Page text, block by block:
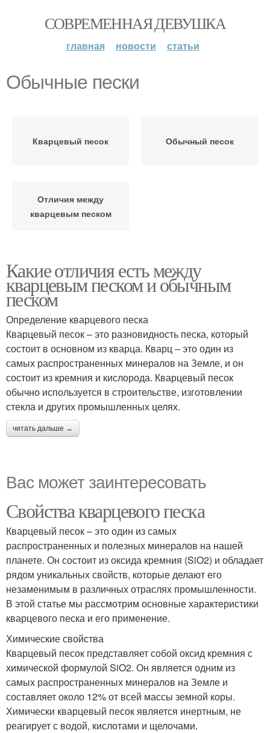
СОВРЕМЕННАЯ ДЕВУШКА
главная новости статьи
Обычные пески
Кварцевый песок Обычный песок
Отличия между
кварцевым песком
Какие отличия есть между
кварцевым песком и обычным
песком
Определение кварцевого песка
Кварцевый песок – это разновидность песка, который
состоит в основном из кварца. Кварц – это один из
самых распространенных минералов на Земле, и он
состоит из кремния и кислорода. Кварцевый песок
обычно используется в строительстве, изготовлении
стекла и других промышленных целях.
читать дальше →
Вас может заинтересовать
Свойства кварцевого песка
Кварцевый песок – это один из самых
распространенных и полезных минералов на нашей
планете. Он состоит из оксида кремния (SiO2) и обладает
рядом уникальных свойств, которые делают его
незаменимым в различных отраслях промышленности.
В этой статье мы рассмотрим основные характеристики
кварцевого песка и его применение.
Химические свойства
Кварцевый песок представляет собой оксид кремния с
химической формулой SiO2. Он является одним из
самых распространенных минералов на Земле и
составляет около 12% от всей массы земной коры.
Химически кварцевый песок является инертным, не
реагирует с водой, кислотами и щелочами.